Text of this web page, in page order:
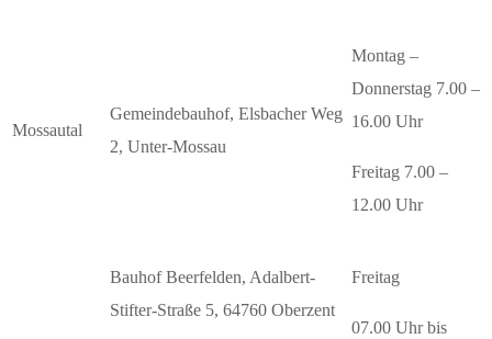
Mossautal
Gemeindebauhof, Elsbacher Weg
2, Unter-Mossau
Montag –
Donnerstag 7.00 –
16.00 Uhr
Freitag 7.00 –
12.00 Uhr
Bauhof Beerfelden, Adalbert-
Stifter-Straße 5, 64760 Oberzent
Freitag
07.00 Uhr bis